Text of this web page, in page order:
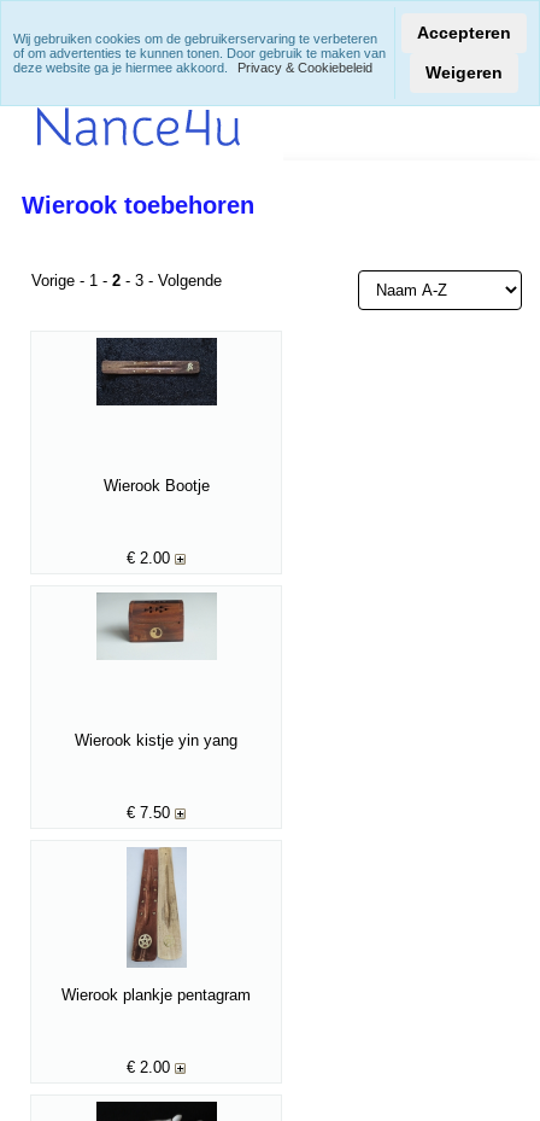
Wierook toebehoren
Vorige - 1 - 2 - 3 - Volgende
Wierook Bootje
€ 2.00
Wierook kistje yin yang
€ 7.50
Wierook plankje pentagram
€ 2.00
Wij gebruiken cookies om de gebruikerservaring te verbeteren
of om advertenties te kunnen tonen. Door gebruik te maken van
deze website ga je hiermee akkoord.
Privacy & Cookiebeleid
Accepteren
Weigeren